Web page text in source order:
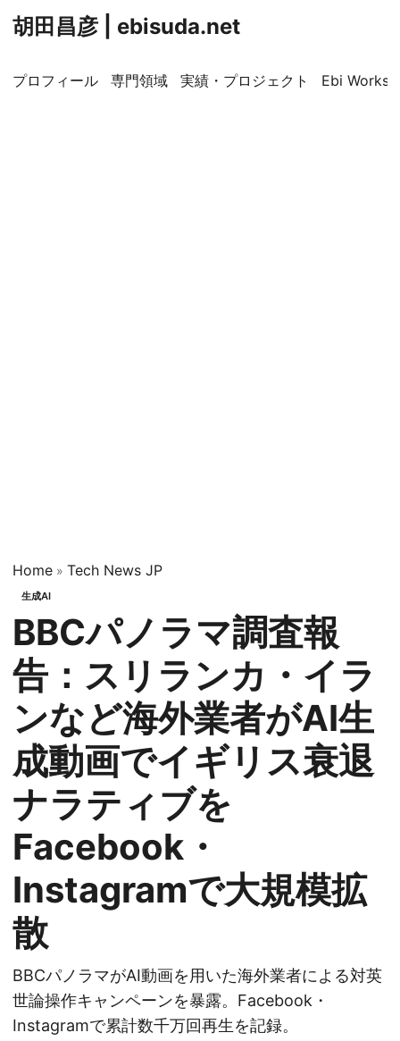
胡田昌彦 | ebisuda.net
プロフィール 専門領域 実績・プロジェクト Ebi
Home » Tech News JP
生成AI
BBCパノラマ調査報
告：スリランカ・イラ
ンなど海外業者がAI生
成動画でイギリス衰退
ナラティブを
Facebook・
Instagramで大規模拡
散
BBCパノラマがAI動画を用いた海外業者による対英
世論操作キャンペーンを暴露。Facebook・
Instagramで累計数千万回再生を記録。